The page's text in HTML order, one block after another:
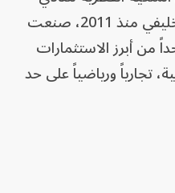
الباريسي تحت إدارة ناصر الخليفي منذ 2011، صنعت
من أبرز الاستثمارات
تجارياً ورياضياً على حد